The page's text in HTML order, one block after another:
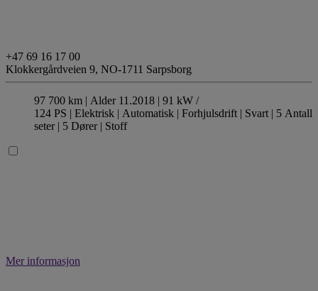
+47 69 16 17 00
Klokkergårdveien 9, NO-1711 Sarpsborg
97 700 km | Alder 11.2018 | 91 kW /
124 PS | Elektrisk | Automatisk | Forhjulsdrift | Svart | 5 Antall
seter| 5 Dører| Stoff
Mer informasjon